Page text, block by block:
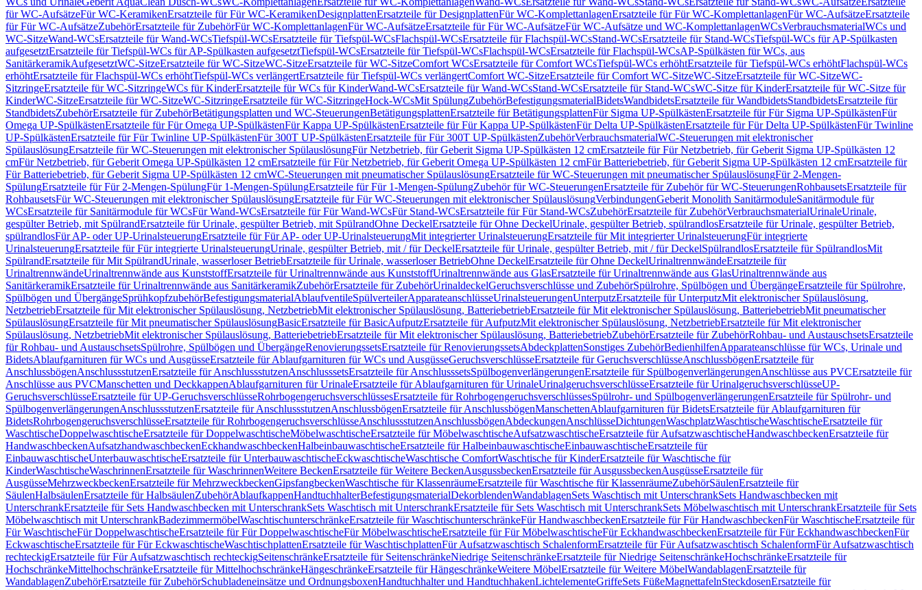
für WC-AufsätzeFür WC-KeramikenErsatzteile für Für WC-KeramikenDesignplattenErsatzteile für DesignplattenFür WC-KomplettanlagenErsatzteile für Für WC-KomplettanlagenFür WC-AufsätzeErsatzteile
für Für WC-AufsätzeZubehörErsatzteile für ZubehörFür WC-KomplettanlagenFür WC-AufsätzeErsatzteile für Für WC-AufsätzeFür WC-Aufsätze und WC-KomplettanlagenWCsVerbrauchsmaterialWCs und
WC-SitzeWand-WCsErsatzteile für Wand-WCsTiefspül-WCsErsatzteile für Tiefspül-WCsFlachspül-WCsErsatzteile für Flachspül-WCsStand-WCsErsatzteile für Stand-WCsTiefspül-WCs für AP-Spülkasten
aufgesetztErsatzteile für Tiefspül-WCs für AP-Spülkasten aufgesetztTiefspül-WCsErsatzteile für Tiefspül-WCsFlachspül-WCsErsatzteile für Flachspül-WCsAP-Spülkästen für WCs, aus
SanitärkeramikAufgesetztWC-SitzeErsatzteile für WC-SitzeWC-SitzeErsatzteile für WC-SitzeComfort WCsErsatzteile für Comfort WCsTiefspül-WCs erhöhtErsatzteile für Tiefspül-WCs erhöhtFlachspül-WCs
erhöhtErsatzteile für Flachspül-WCs erhöhtTiefspül-WCs verlängertErsatzteile für Tiefspül-WCs verlängertComfort WC-SitzeErsatzteile für Comfort WC-SitzeWC-SitzeErsatzteile für WC-SitzeWC-
SitzringeErsatzteile für WC-SitzringeWCs für KinderErsatzteile für WCs für KinderWand-WCsErsatzteile für Wand-WCsStand-WCsErsatzteile für Stand-WCsWC-Sitze für KinderErsatzteile für WC-Sitze für
KinderWC-SitzeErsatzteile für WC-SitzeWC-SitzringeErsatzteile für WC-SitzringeHock-WCsMit SpülungZubehörBefestigungsmaterialBidetsWandbidetsErsatzteile für WandbidetsStandbidetsErsatzteile für
StandbidetsZubehörErsatzteile für ZubehörBetätigungsplatten und WC-SteuerungenBetätigungsplattenErsatzteile für BetätigungsplattenFür Sigma UP-SpülkästenErsatzteile für Für Sigma UP-SpülkästenFür
Omega UP-SpülkästenErsatzteile für Für Omega UP-SpülkästenFür Kappa UP-SpülkästenErsatzteile für Für Kappa UP-SpülkästenFür Delta UP-SpülkästenErsatzteile für Für Delta UP-SpülkästenFür Twinline
UP-SpülkästenErsatzteile für Für Twinline UP-SpülkästenFür 300T UP-SpülkästenErsatzteile für Für 300T UP-SpülkästenZubehörVerbrauchsmaterialWC-Steuerungen mit elektronischer
SpülauslösungErsatzteile für WC-Steuerungen mit elektronischer SpülauslösungFür Netzbetrieb, für Geberit Sigma UP-Spülkästen 12 cmErsatzteile für Für Netzbetrieb, für Geberit Sigma UP-Spülkästen 12
cmFür Netzbetrieb, für Geberit Omega UP-Spülkästen 12 cmErsatzteile für Für Netzbetrieb, für Geberit Omega UP-Spülkästen 12 cmFür Batteriebetrieb, für Geberit Sigma UP-Spülkästen 12 cmErsatzteile für
Für Batteriebetrieb, für Geberit Sigma UP-Spülkästen 12 cmWC-Steuerungen mit pneumatischer SpülauslösungErsatzteile für WC-Steuerungen mit pneumatischer SpülauslösungFür 2-Mengen-
SpülungErsatzteile für Für 2-Mengen-SpülungFür 1-Mengen-SpülungErsatzteile für Für 1-Mengen-SpülungZubehör für WC-SteuerungenErsatzteile für Zubehör für WC-SteuerungenRohbausetsErsatzteile für
RohbausetsFür WC-Steuerungen mit elektronischer SpülauslösungErsatzteile für Für WC-Steuerungen mit elektronischer SpülauslösungVerbindungenGeberit Monolith SanitärmoduleSanitärmodule für
WCsErsatzteile für Sanitärmodule für WCsFür Wand-WCsErsatzteile für Für Wand-WCsFür Stand-WCsErsatzteile für Für Stand-WCsZubehörErsatzteile für ZubehörVerbrauchsmaterialUrinaleUrinale,
gespülter Betrieb, mit SpülrandErsatzteile für Urinale, gespülter Betrieb, mit SpülrandOhne DeckelErsatzteile für Ohne DeckelUrinale, gespülter Betrieb, spülrandlosErsatzteile für Urinale, gespülter Betrieb,
spülrandlosFür AP- oder UP-UrinalsteuerungErsatzteile für Für AP- oder UP-UrinalsteuerungMit integrierter UrinalsteuerungErsatzteile für Mit integrierter UrinalsteuerungFür integrierte
UrinalsteuerungErsatzteile für Für integrierte UrinalsteuerungUrinale, gespülter Betrieb, mit / für DeckelErsatzteile für Urinale, gespülter Betrieb, mit / für DeckelSpülrandlosErsatzteile für SpülrandlosMit
SpülrandErsatzteile für Mit SpülrandUrinale, wasserloser BetriebErsatzteile für Urinale, wasserloser BetriebOhne DeckelErsatzteile für Ohne DeckelUrinaltrennwändeErsatzteile für
UrinaltrennwändeUrinaltrennwände aus KunststoffErsatzteile für Urinaltrennwände aus KunststoffUrinaltrennwände aus GlasErsatzteile für Urinaltrennwände aus GlasUrinaltrennwände aus
SanitärkeramikErsatzteile für Urinaltrennwände aus SanitärkeramikZubehörErsatzteile für ZubehörUrinaldeckelGeruchsverschlüsse und ZubehörSpülrohre, Spülbögen und ÜbergängeErsatzteile für Spülrohre,
Spülbögen und ÜbergängeSprühkopfzubehörBefestigungsmaterialAblaufventileSpülverteilerApparateanschlüsseUrinalsteuerungenUnterputzErsatzteile für UnterputzMit elektronischer Spülauslösung,
NetzbetriebErsatzteile für Mit elektronischer Spülauslösung, NetzbetriebMit elektronischer Spülauslösung, BatteriebetriebErsatzteile für Mit elektronischer Spülauslösung, BatteriebetriebMit pneumatischer
SpülauslösungErsatzteile für Mit pneumatischer SpülauslösungBasicErsatzteile für BasicAufputzErsatzteile für AufputzMit elektronischer Spülauslösung, NetzbetriebErsatzteile für Mit elektronischer
Spülauslösung, NetzbetriebMit elektronischer Spülauslösung, BatteriebetriebErsatzteile für Mit elektronischer Spülauslösung, BatteriebetriebZubehörErsatzteile für ZubehörRohbau- und AustauschsetsErsatzteile
für Rohbau- und AustauschsetsSpülrohre, Spülbögen und ÜbergängeRenovierungssetsErsatzteile für RenovierungssetsAbdeckplattenSonstiges ZubehörBedienhilfenApparateanschlüsse für WCs, Urinale und
BidetsAblaufgarnituren für WCs und AusgüsseErsatzteile für Ablaufgarnituren für WCs und AusgüsseGeruchsverschlüsseErsatzteile für GeruchsverschlüsseAnschlussbögenErsatzteile für
AnschlussbögenAnschlussstutzenErsatzteile für AnschlussstutzenAnschlusssetsErsatzteile für AnschlusssetsSpülbogenverlängerungenErsatzteile für SpülbogenverlängerungenAnschlüsse aus PVCErsatzteile für
Anschlüsse aus PVCManschetten und DeckkappenAblaufgarnituren für UrinaleErsatzteile für Ablaufgarnituren für UrinaleUrinalgeruchsverschlüsseErsatzteile für UrinalgeruchsverschlüsseUP-
GeruchsverschlüsseErsatzteile für UP-GeruchsverschlüsseRohrbogengeruchsverschlüssesErsatzteile für RohrbogengeruchsverschlüssesSpülrohr- und SpülbogenverlängerungenErsatzteile für Spülrohr- und
SpülbogenverlängerungenAnschlussstutzenErsatzteile für AnschlussstutzenAnschlussbögenErsatzteile für AnschlussbögenManschettenAblaufgarnituren für BidetsErsatzteile für Ablaufgarnituren für
BidetsRohrbogengeruchsverschlüsseErsatzteile für RohrbogengeruchsverschlüsseAnschlussstutzenAnschlussbögenAbdeckungenAnschlüsseDichtungenWaschplatzWaschtischeWaschtischeErsatzteile für
WaschtischeDoppelwaschtischeErsatzteile für DoppelwaschtischeMöbelwaschtischeErsatzteile für MöbelwaschtischeAufsatzwaschtischeErsatzteile für AufsatzwaschtischeHandwaschbeckenErsatzteile für
HandwaschbeckenAufsatzhandwaschbeckenEckhandwaschbeckenHalbeinbauwaschtischeErsatzteile für HalbeinbauwaschtischeEinbauwaschtischeErsatzteile für
EinbauwaschtischeUnterbauwaschtischeErsatzteile für UnterbauwaschtischeEckwaschtischeWaschtische ComfortWaschtische für KinderErsatzteile für Waschtische für
KinderWaschtischeWaschrinnenErsatzteile für WaschrinnenWeitere BeckenErsatzteile für Weitere BeckenAusgussbeckenErsatzteile für AusgussbeckenAusgüsseErsatzteile für
AusgüsseMehrzweckbeckenErsatzteile für MehrzweckbeckenGipsfangbeckenWaschtische für KlassenräumeErsatzteile für Waschtische für KlassenräumeZubehörSäulenErsatzteile für
SäulenHalbsäulenErsatzteile für HalbsäulenZubehörAblaufkappenHandtuchhalterBefestigungsmaterialDekorblendenWandablagenSets Waschtisch mit UnterschrankSets Handwaschbecken mit
UnterschrankErsatzteile für Sets Handwaschbecken mit UnterschrankSets Waschtisch mit UnterschrankErsatzteile für Sets Waschtisch mit UnterschrankSets Möbelwaschtisch mit UnterschrankErsatzteile für Sets
Möbelwaschtisch mit UnterschrankBadezimmermöbelWaschtischunterschränkeErsatzteile für WaschtischunterschränkeFür HandwaschbeckenErsatzteile für Für HandwaschbeckenFür WaschtischeErsatzteile für
Für WaschtischeFür DoppelwaschtischeErsatzteile für Für DoppelwaschtischeFür MöbelwaschtischeErsatzteile für Für MöbelwaschtischeFür EckhandwaschbeckenErsatzteile für Für EckhandwaschbeckenFür
EckwaschtischeErsatzteile für Für EckwaschtischeWaschtischplattenErsatzteile für WaschtischplattenFür Aufsatzwaschtisch SchalenformErsatzteile für Für Aufsatzwaschtisch SchalenformFür Aufsatzwaschtisch
rechteckigErsatzteile für Für Aufsatzwaschtisch rechteckigSeitenschränkeErsatzteile für SeitenschränkeNiedrige SeitenschränkeErsatzteile für Niedrige SeitenschränkeHochschränkeErsatzteile für
HochschränkeMittelhochschränkeErsatzteile für MittelhochschränkeHängeschränkeErsatzteile für HängeschränkeWeitere MöbelErsatzteile für Weitere MöbelWandablagenErsatzteile für
WandablagenZubehörErsatzteile für ZubehörSchubladeneinsätze und OrdnungsboxenHandtuchhalter und HandtuchhakenLichtelementeGriffeSets FüßeMagnettafelnSteckdosenErsatzteile für